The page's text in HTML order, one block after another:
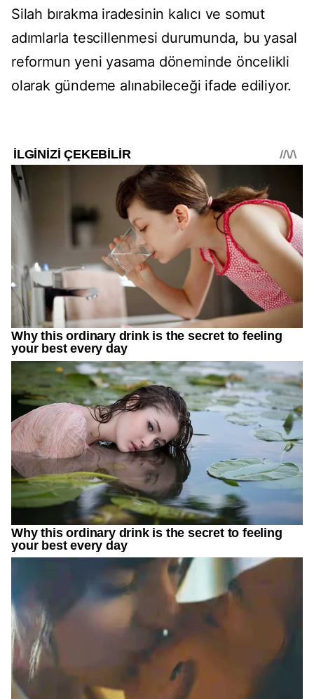
Silah bırakma iradesinin kalıcı ve somut
adımlarla tescillenmesi durumunda, bu yasal
reformun yeni yasama döneminde öncelikli
olarak gündeme alınabileceği ifade ediliyor.